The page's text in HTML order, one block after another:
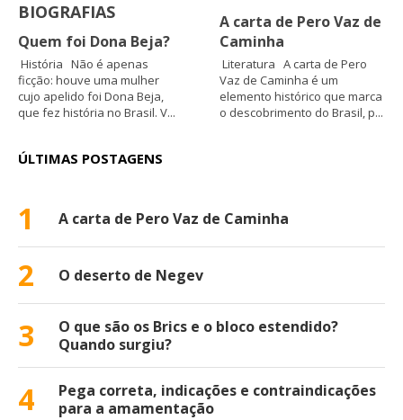
BIOGRAFIAS
Quem foi Dona Beja?
História Não é apenas
ficção: houve uma mulher
cujo apelido foi Dona Beja,
que fez história no Brasil. V...
A carta de Pero Vaz de
Caminha
Literatura A carta de Pero
Vaz de Caminha é um
elemento histórico que marca
o descobrimento do Brasil, p...
ÚLTIMAS POSTAGENS
1 A carta de Pero Vaz de Caminha
2 O deserto de Negev
3
O que são os Brics e o bloco estendido?
Quando surgiu?
4
Pega correta, indicações e contraindicações
para a amamentação